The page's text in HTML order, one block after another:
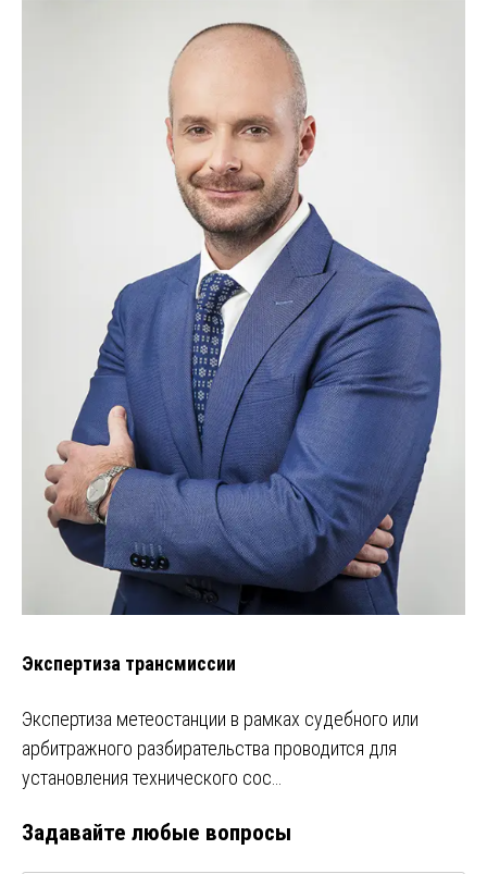
Экспертиза трансмиссии
Экспертиза метеостанции в рамках судебного или
арбитражного разбирательства проводится для
установления технического сос…
Задавайте любые вопросы